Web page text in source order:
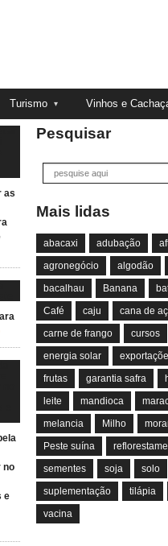
Turismo Vinhos e
as
no
e
Pesquisar
Mais lidas
abacaxi adubação
agronegócio
algodão
bacalhau
Banana
Café
caju
cana de
carne de frango
cursos
energia solar
frutas
garantia safra
leite
mandioca
melancia
Milho
Peste suína
sementes
soja solo
suplementação
tilápia
vacina